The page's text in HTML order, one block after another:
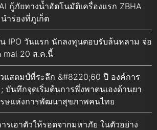
กู้ภัยทางน้ำอัตโนมัติเครื่องแรก ZBHA
ำร่องที่ภูเก็ต
น IPO วันแรก นักลงทุนตอบรับล้นหลาม จ่อ
mai 20 ส.ค.นี้
แสตมป์ที่ระลึก &#8220;60 ปี องค์การ
บันทึกจุดเริ่มต้นการพึ่งพาตนเองด้านยา
ษแห่งการพัฒนาสุขภาพคนไทย
รเอาตัวให้รอดจากมหาภัย ในตัวอย่าง